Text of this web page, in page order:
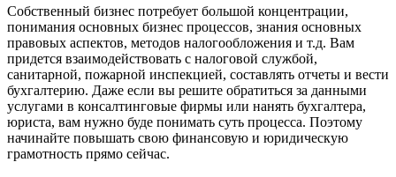
Собственный бизнес потребует большой концентрации,
понимания основных бизнес процессов, знания основных
правовых аспектов, методов налогообложения и т.д. Вам
придется взаимодействовать с налоговой службой,
санитарной, пожарной инспекцией, составлять отчеты и вести
бухгалтерию. Даже если вы решите обратиться за данными
услугами в консалтинговые фирмы или нанять бухгалтера,
юриста, вам нужно буде понимать суть процесса. Поэтому
начинайте повышать свою финансовую и юридическую
грамотность прямо сейчас.